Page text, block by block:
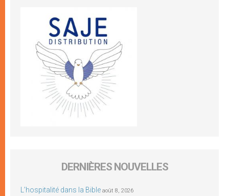
DERNIÈRES NOUVELLES
L’hospitalité dans la Bible août 8, 2026